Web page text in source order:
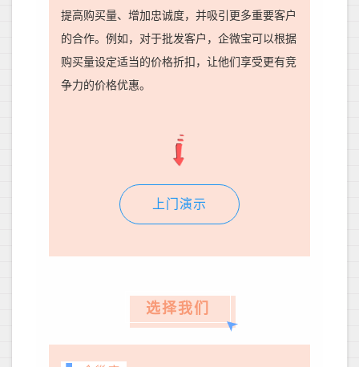
提高购买量、增加忠诚度，并吸引更多重要客户
的合作。例如，对于批发客户，企微宝可以根据
购买量设定适当的价格折扣，让他们享受更有竞
争力的价格优惠。
上门演示
选择我们